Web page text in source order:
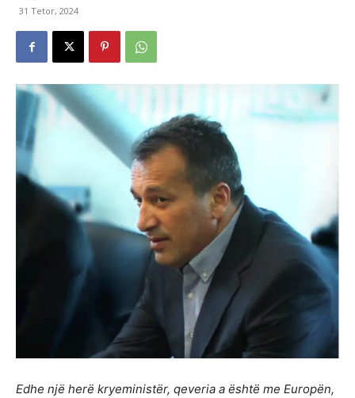
31 Tetor, 2024
Edhe një herë kryeministër, qeveria a është me Europën,